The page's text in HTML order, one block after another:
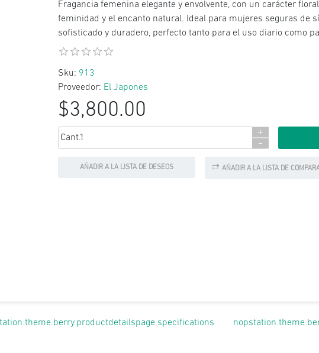
Fragancia femenina elegante y envolvente, con un carácter
feminidad y el encanto natural. Ideal para mujeres seguras de
sofisticado y duradero, perfecto tanto para el uso diario como
Sku: 913
Proveedor: El Japones
$3,800.00
Cant.:
+
-
AÑADIR A LA LISTA DE DESEOS AÑADIR A LA LISTA DE